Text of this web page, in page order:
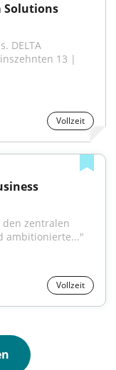
Solutions
DELTA
13 |
Vollzeit
zentralen
ambitionierte..."
Vollzeit